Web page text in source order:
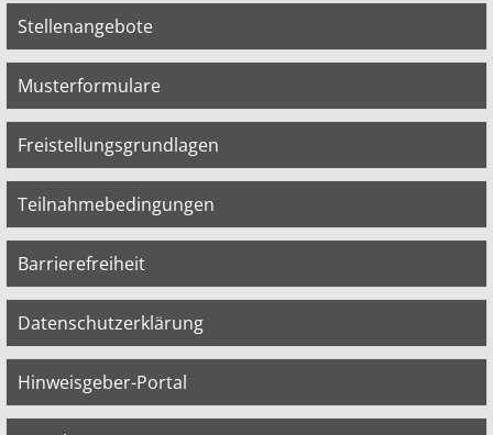
Stellenangebote
Musterformulare
Freistellungsgrundlagen
Teilnahmebedingungen
Barrierefreiheit
Datenschutzerklärung
Hinweisgeber-Portal